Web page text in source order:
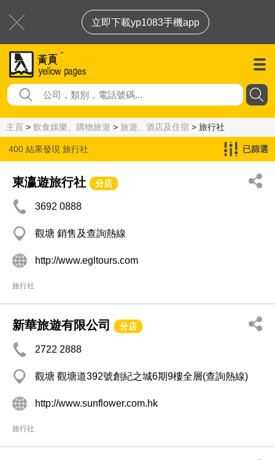
立即下載yp1083手機app
主頁 > 飲食娛樂、購物旅遊 > 旅遊、酒店及住宿 > 旅行社
400 結果發現 旅行社 已篩選
東瀛遊旅行社 分店
3692 0888
觀塘 銷售及查詢熱線
http://www.egltours.com
旅行社
新華旅遊有限公司 分店
2722 2888
觀塘 觀塘道392號創紀之城6期9樓全層(查詢熱線)
http://www.sunflower.com.hk
旅行社